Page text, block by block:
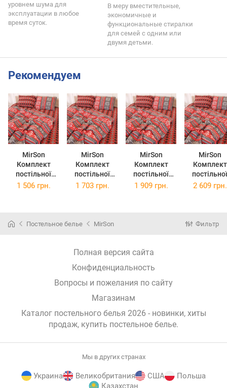
уровнем шума для
эксплуатации в любое
время суток.
В меру вместительные,
экономичные и
функциональные стиралки
для семей с одним или
двумя детьми.
Рекомендуем
MirSon
Комплект
постільної
білизни
Бязь
MirSon
Комплект
постільної
білизни
Бязь
MirSon
Комплект
постільної
білизни Євро
MirSon
Комплект
постільної
білизни
Бязь
1 506 грн. 1 703 грн. 1 909 грн. 2 609 грн.
Постельное белье MirSon Фильтр
Полная версия сайта
Конфиденциальность
Вопросы и пожелания по сайту
Магазинам
Каталог постельного белья 2026 - новинки, хиты
продаж, купить постельное белье.
Мы в других странах
Украина Великобритания США
Польша
Казахстан